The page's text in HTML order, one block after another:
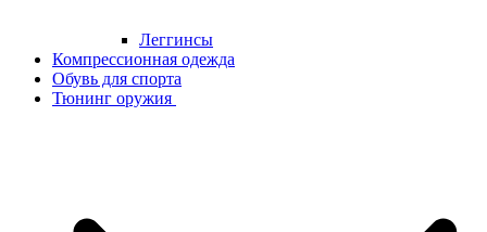
Леггинсы
Компрессионная одежда
Обувь для спорта
Тюнинг оружия